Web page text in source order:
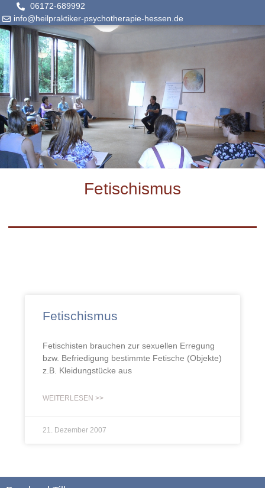
06172-689992
info@heilpraktiker-psychotherapie-hessen.de
Fetischismus
Fetischismus
Fetischisten brauchen zur sexuellen Erregung
bzw. Befriedigung bestimmte Fetische (Objekte)
z.B. Kleidungstücke aus
WEITERLESEN >>
21. Dezember 2007